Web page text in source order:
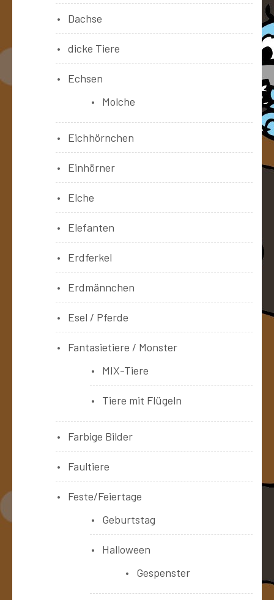
Dachse
dicke Tiere
Echsen
Molche
Eichhörnchen
Einhörner
Elche
Elefanten
Erdferkel
Erdmännchen
Esel / Pferde
Fantasietiere / Monster
MIX-Tiere
Tiere mit Flügeln
Farbige Bilder
Faultiere
Feste/Feiertage
Geburtstag
Halloween
Gespenster